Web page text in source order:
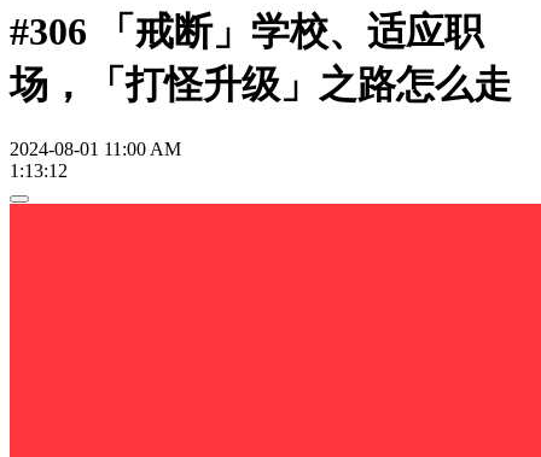
#306 「戒断」学校、适应职
场，「打怪升级」之路怎么走
2024-08-01 11:00 AM
1:13:12